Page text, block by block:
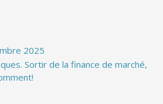
2025
Sortir de la finance de marché,